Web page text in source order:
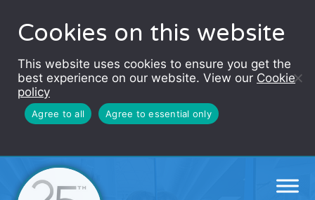
Cookies on this website
This website uses cookies to ensure you get the
best experience on our website. View our Cookie
policy
Agree to all Agree to essential only